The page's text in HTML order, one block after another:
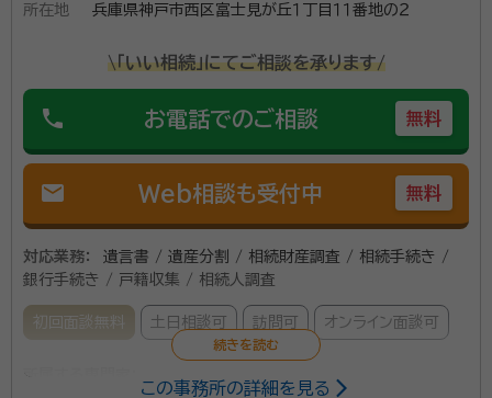
所在地
兵庫県神戸市西区富士見が丘１丁目１１番地の２
\「いい相続」にてご相談を承ります/
phone お電話でのご相談 無料
mail Web相談も受付中 無料
対応業務：
遺言書 / 遺産分割 / 相続財産調査 / 相続手続き /
銀行手続き / 戸籍収集 / 相続人調査
初回面談無料 土日相談可 訪問可 オンライン面談可
この事務所の詳細を見る